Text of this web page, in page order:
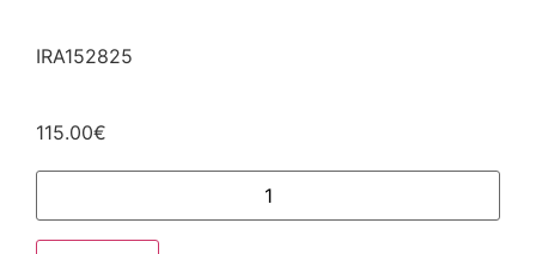
IRA152825
115.00€